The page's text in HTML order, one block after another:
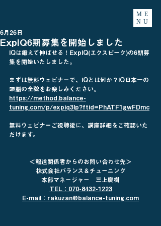
ME
NU
ExpIQ6期募集を開始しました
6月26日
IQは鍛えて伸ばせる！ExpIQ(エクスピーク)の6期募
集を開始いたしました。
まずは無料ウェビナーで、IQとは何か？IQ日本一の
頭脳の全貌をお楽しみください。
https://method.balance-
tuning.com/p/expiq3lp?ftid=PhATF1gwFDmc
無料ウェビナーご視聴後に、講座詳細をご確認いた
だけます。
＜報道関係者からのお問い合わせ先＞
株式会社バランス＆チューニング
本部マネージャー　三上慶樹
TEL：070-8432-1223
E-mail：rakuzan@balance-tuning.com